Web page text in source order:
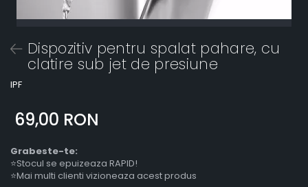
Dispozitiv pentru spalat pahare, cu
clatire sub jet de presiune
IPF
69,00 RON
Grabeste-te:
⭐Stocul se epuizeaza RAPID!
⭐Mai multi clienti vizioneaza acest produs